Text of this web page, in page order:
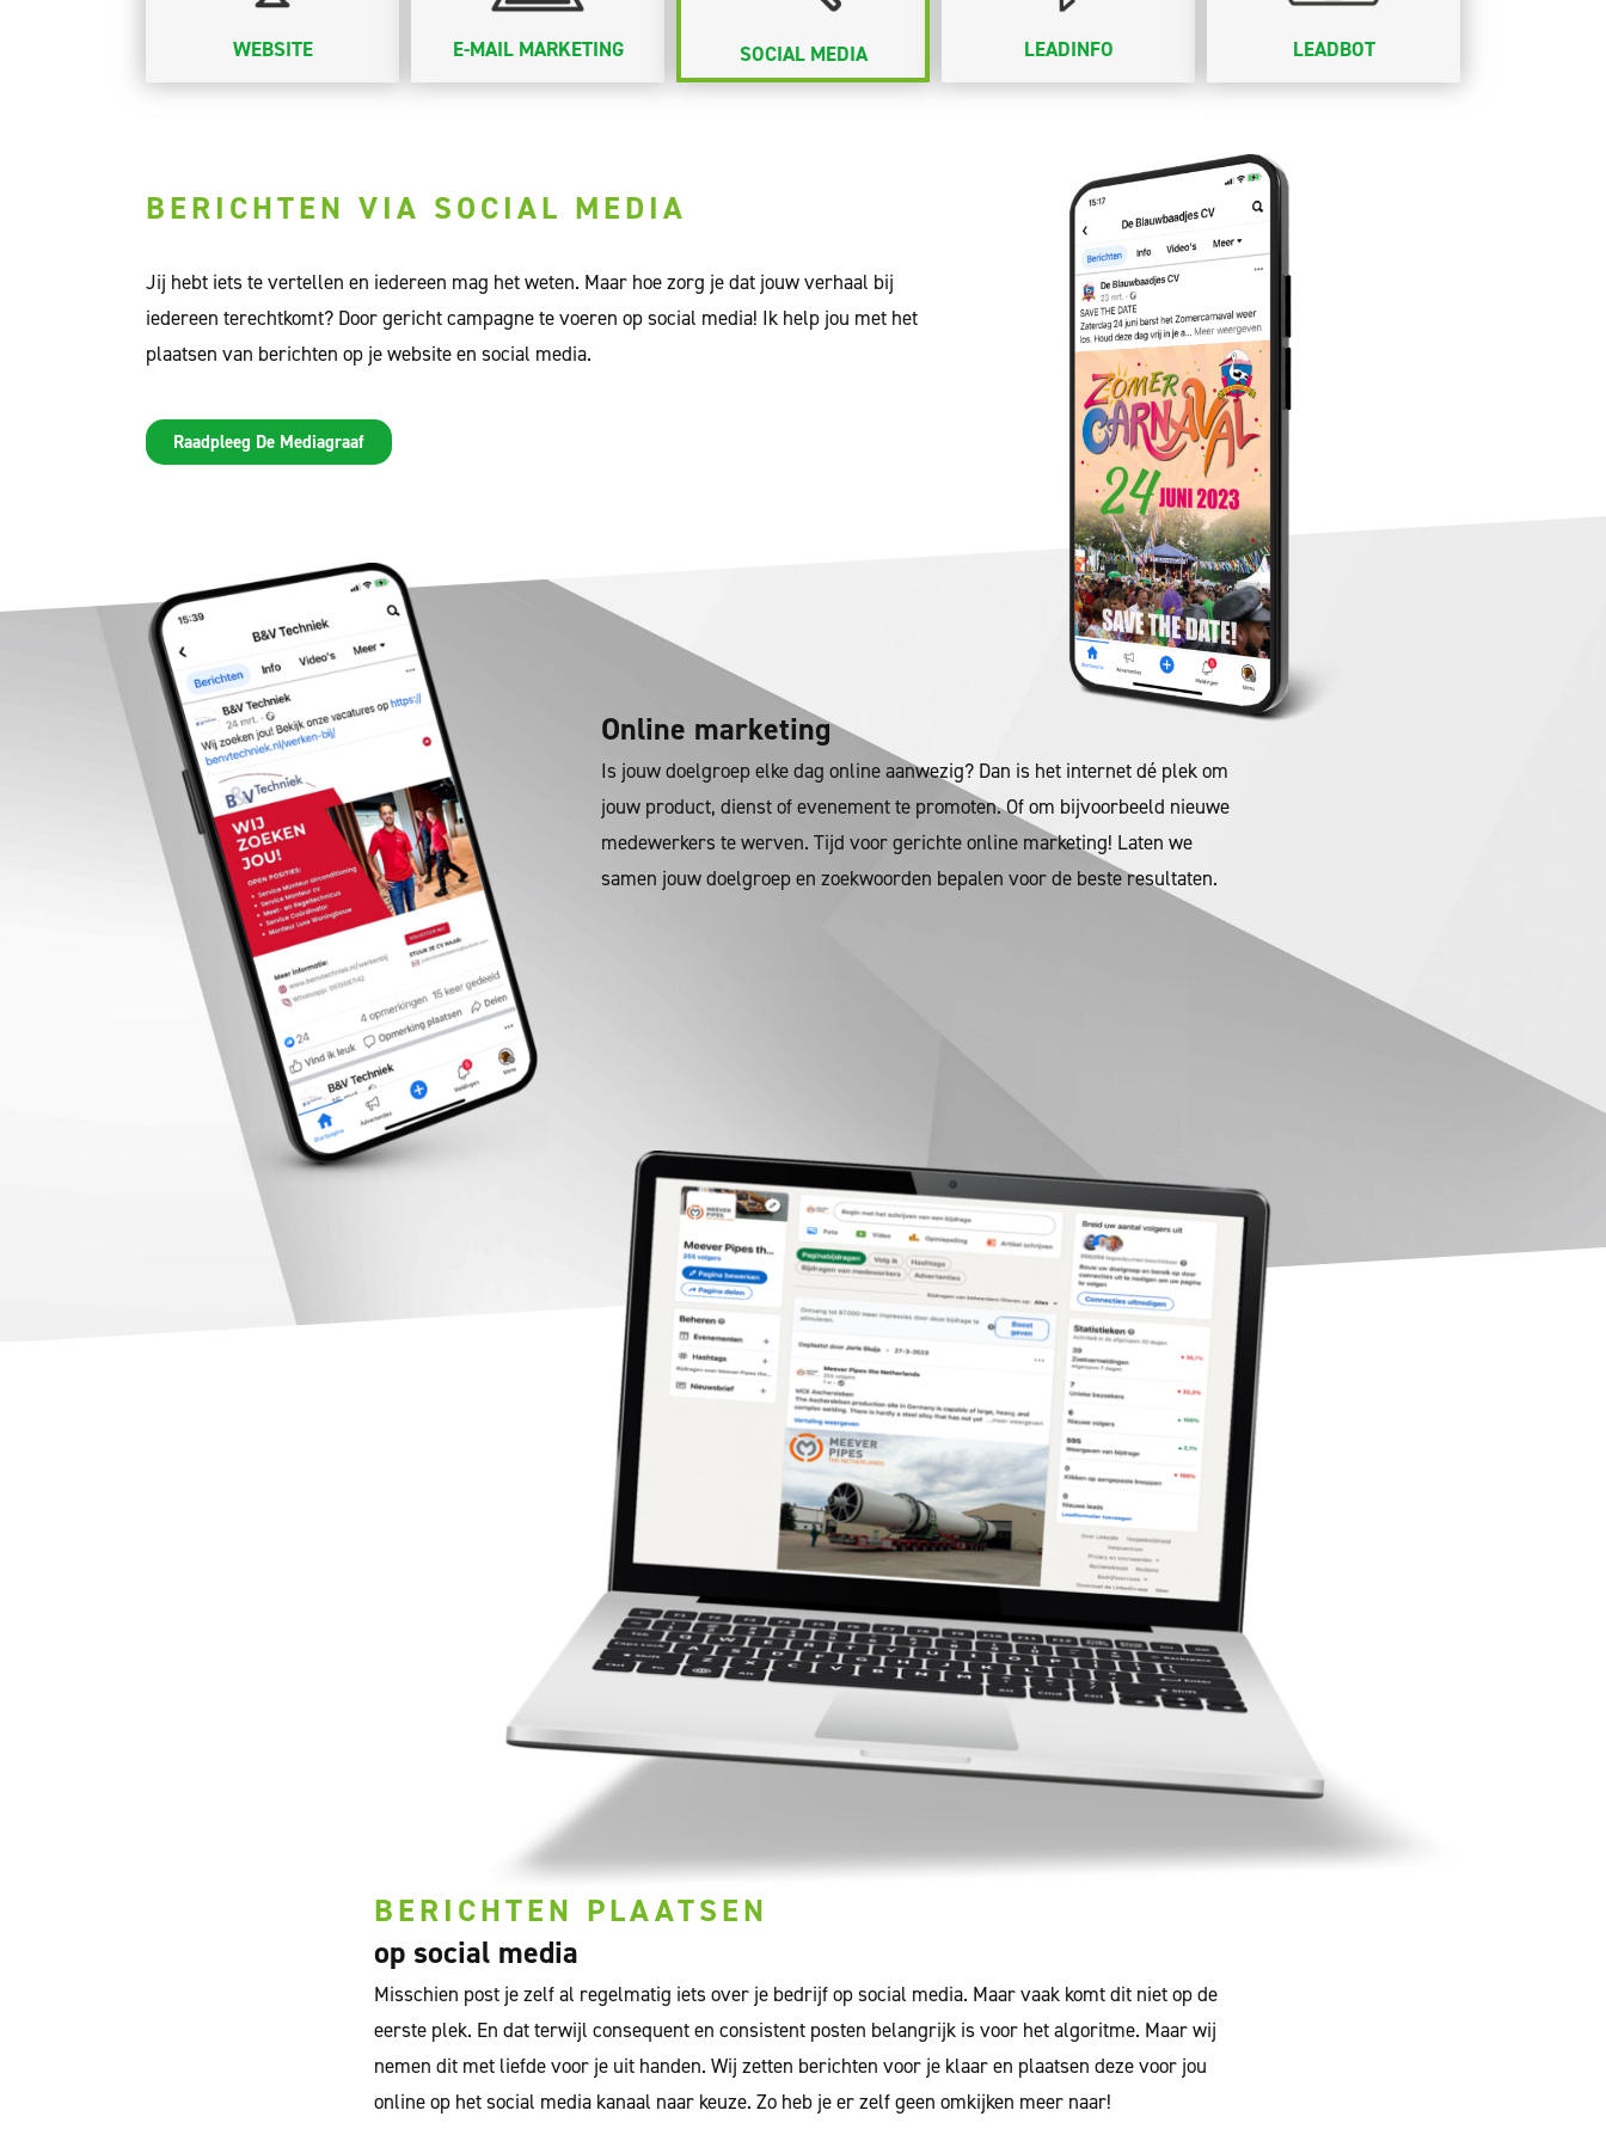
WEBSITE E-MAIL MARKETING SOCIAL MEDIA LEADINFO LEADBOT
BERICHTEN VIA SOCIAL MEDIA
Jij hebt iets te vertellen en iedereen mag het weten. Maar hoe zorg je dat jouw verhaal bij
iedereen terechtkomt? Door gericht campagne te voeren op social media! Ik help jou met het
plaatsen van berichten op je website en social media.
Raadpleeg De Mediagraaf
Online marketing
Is jouw doelgroep elke dag online aanwezig? Dan is het internet dé plek om
jouw product, dienst of evenement te promoten. Of om bijvoorbeeld nieuwe
medewerkers te werven. Tijd voor gerichte online marketing! Laten we
samen jouw doelgroep en zoekwoorden bepalen voor de beste resultaten.
BERICHTEN PLAATSEN
op social media
Misschien post je zelf al regelmatig iets over je bedrijf op social media. Maar vaak komt dit niet op de
eerste plek. En dat terwijl consequent en consistent posten belangrijk is voor het algoritme. Maar wij
nemen dit met liefde voor je uit handen. Wij zetten berichten voor je klaar en plaatsen deze voor jou
online op het social media kanaal naar keuze. Zo heb je er zelf geen omkijken meer naar!